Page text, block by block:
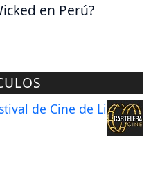
en Perú?